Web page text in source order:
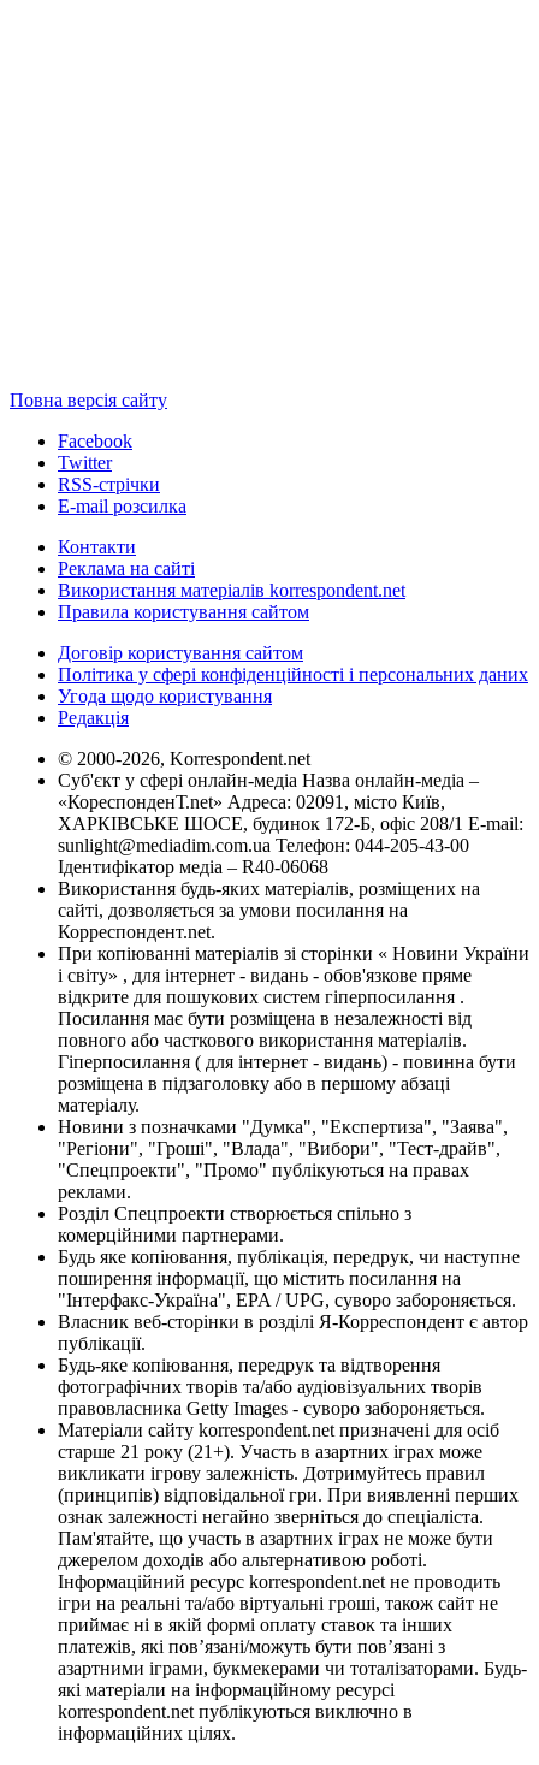
Повна версія сайту
Facebook
Twitter
RSS-стрічки
E-mail розсилка
Контакти
Реклама на сайті
Використання матеріалів korrespondent.net
Правила користування сайтом
Договір користування сайтом
Політика у сфері конфіденційності і персональних даних
Угода щодо користування
Редакція
© 2000-2026, Korrespondent.net
Суб'єкт у сфері онлайн-медіа Назва онлайн-медіа –
«КореспонденТ.net» Адреса: 02091, місто Київ,
ХАРКІВСЬКЕ ШОСЕ, будинок 172-Б, офіс 208/1 E-mail:
sunlight@mediadim.com.ua Телефон: 044-205-43-00
Ідентифікатор медіа – R40-06068
Використання будь-яких матеріалів, розміщених на
сайті, дозволяється за умови посилання на
Корреспондент.net.
При копіюванні матеріалів зі сторінки « Новини України
і світу» , для інтернет - видань - обов'язкове пряме
відкрите для пошукових систем гіперпосилання .
Посилання має бути розміщена в незалежності від
повного або часткового використання матеріалів.
Гіперпосилання ( для інтернет - видань) - повинна бути
розміщена в підзаголовку або в першому абзаці
матеріалу.
Новини з позначками "Думка", "Експертиза", "Заява",
"Регіони", "Гроші", "Влада", "Вибори", "Тест-драйв",
"Спецпроекти", "Промо" публікуються на правах
реклами.
Розділ Спецпроекти створюється спільно з
комерційними партнерами.
Будь яке копіювання, публікація, передрук, чи наступне
поширення інформації, що містить посилання на
"Інтерфакс-Україна", EPA / UPG, суворо забороняється.
Власник веб-сторінки в розділі Я-Корреспондент є автор
публікації.
Будь-яке копіювання, передрук та відтворення
фотографічних творів та/або аудіовізуальних творів
правовласника Getty Images - суворо забороняється.
Матеріали сайту korrespondent.net призначені для осіб
старше 21 року (21+). Участь в азартних іграх може
викликати ігрову залежність. Дотримуйтесь правил
(принципів) відповідальної гри. При виявленні перших
ознак залежності негайно зверніться до спеціаліста.
Пам'ятайте, що участь в азартних іграх не може бути
джерелом доходів або альтернативою роботі.
Інформаційний ресурс korrespondent.net не проводить
ігри на реальні та/або віртуальні гроші, також сайт не
приймає ні в якій формі оплату ставок та інших
платежів, які пов’язані/можуть бути пов’язані з
азартними іграми, букмекерами чи тоталізаторами. Будь-
які матеріали на інформаційному ресурсі
korrespondent.net публікуються виключно в
інформаційних цілях.